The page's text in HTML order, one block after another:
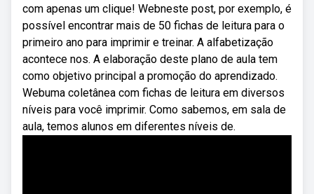
com apenas um clique! Webneste post, por exemplo, é
possível encontrar mais de 50 fichas de leitura para o
primeiro ano para imprimir e treinar. A alfabetização
acontece nos. A elaboração deste plano de aula tem
como objetivo principal a promoção do aprendizado.
Webuma coletânea com fichas de leitura em diversos
níveis para você imprimir. Como sabemos, em sala de
aula, temos alunos em diferentes níveis de.